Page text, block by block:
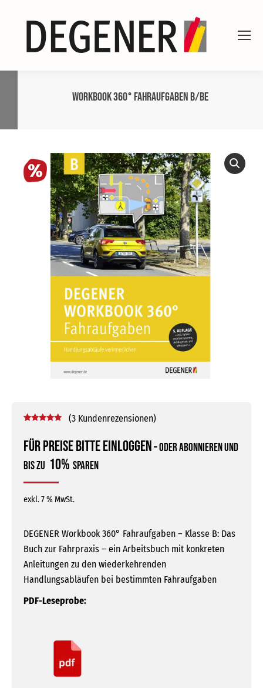
Workbook 360° Fahraufgaben B/BE
Für Preise bitte einloggen–oder abonnieren und
bis zu 10% sparen
5.00
basierend
Kundenbewertungen
(3 Kundenrezensionen)
exkl. 7 % MwSt.
DEGENER Workbook 360° Fahraufgaben – Klasse B: Das
Buch zur Fahrpraxis – ein Arbeitsbuch mit konkreten
Anleitungen zu den wiederkehrenden
Handlungsabläufen bei bestimmten Fahraufgaben
PDF-Leseprobe: